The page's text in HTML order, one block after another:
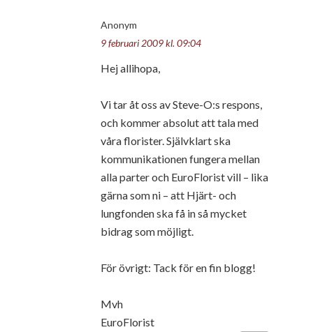
Anonym
9 februari 2009 kl. 09:04
Hej allihopa,
Vi tar åt oss av Steve-O:s respons,
och kommer absolut att tala med
våra florister. Självklart ska
kommunikationen fungera mellan
alla parter och EuroFlorist vill – lika
gärna som ni – att Hjärt- och
lungfonden ska få in så mycket
bidrag som möjligt.
För övrigt: Tack för en fin blogg!
Mvh
EuroFlorist